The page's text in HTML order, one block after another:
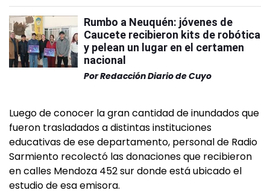
Rumbo a Neuquén: jóvenes de
Caucete recibieron kits de robótica
y pelean un lugar en el certamen
nacional
PorRedacción Diario de Cuyo
Luego de conocer la gran cantidad de inundados que
fueron trasladados a distintas instituciones
educativas de ese departamento, personal de Radio
Sarmiento recolectó las donaciones que recibieron
en calles Mendoza 452 sur donde está ubicado el
estudio de esa emisora.